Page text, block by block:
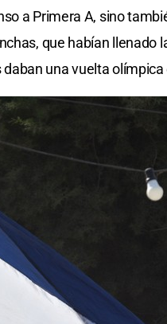
a Primera A, sino
que habían llenado
una vuelta